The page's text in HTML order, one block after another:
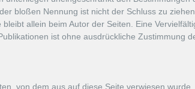
bloßen Nennung ist nicht der Schluss zu
allein beim Autor der Seiten. Eine
ist ohne ausdrückliche Zustimmung
von dem aus auf diese Seite verwiesen